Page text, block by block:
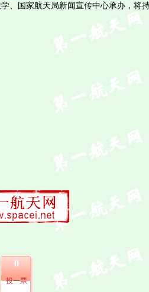
、国家航天局新闻宣传中心承办，将
0
投一票